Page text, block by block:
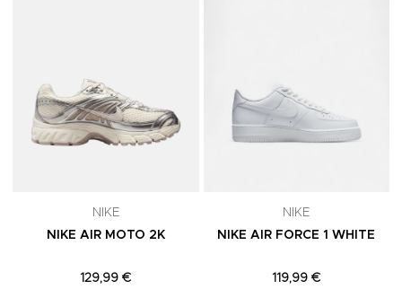
NIKE
NIKE AIR MOTO 2K
129,99 €
NIKE
NIKE AIR FORCE 1 WHITE
119,99 €